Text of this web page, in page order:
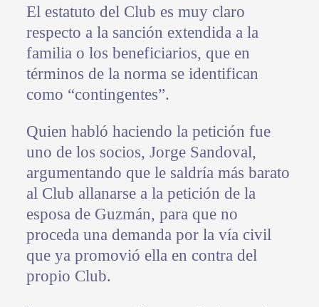
El estatuto del Club es muy claro
respecto a la sanción extendida a la
familia o los beneficiarios, que en
términos de la norma se identifican
como “contingentes”.
Quien habló haciendo la petición fue
uno de los socios, Jorge Sandoval,
argumentando que le saldría más barato
al Club allanarse a la petición de la
esposa de Guzmán, para que no
proceda una demanda por la vía civil
que ya promovió ella en contra del
propio Club.